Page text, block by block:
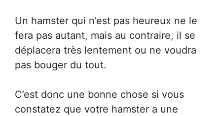
Un hamster qui n’est pas heureux ne le
fera pas autant, mais au contraire, il se
déplacera très lentement ou ne voudra
pas bouger du tout.
C’est donc une bonne chose si vous
constatez que votre hamster a une